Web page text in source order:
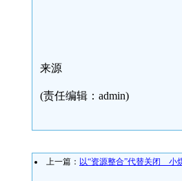
来源
(责任编辑：admin)
上一篇： 以“资源整合”代替关闭 小